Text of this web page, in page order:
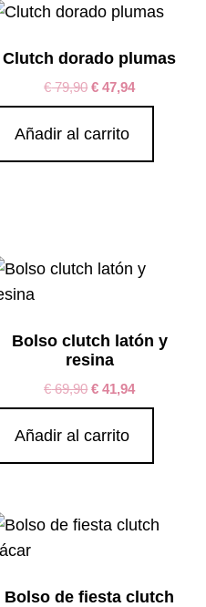
Clutch dorado plumas
€79,90 € 47,94
Añadir al carrito
Bolso clutch latón y
resina
€69,90 € 41,94
Añadir al carrito
Bolso de fiesta clutch